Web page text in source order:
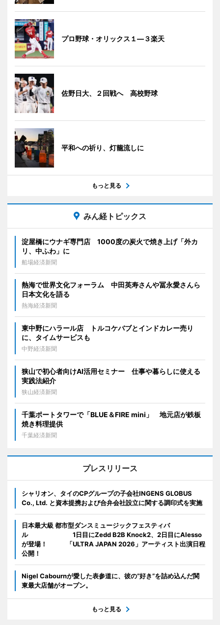
プロ野球・オリックス１―３楽天
佐野日大、２回戦へ 高校野球
平和への祈り、灯籠流しに
もっと見る
みん経トピックス
淀屋橋にウナギ専門店 1000度の炭火で焼き上げ「外カ
リ、中ふわ」に
船場経済新聞
熱海で世界文化フォーラム 中田英寿さんや冨永愛さんら
日本文化を語る
熱海経済新聞
東中野にハラール店 トルコケバブとインドカレー売り
に、タイムサービスも
中野経済新聞
狭山で初心者向けAI活用セミナー 仕事や暮らしに使える
実践法紹介
狭山経済新聞
千葉ポートタワーで「BLUE＆FIRE mini」 地元店が鉄板
焼き料理提供
千葉経済新聞
プレスリリース
シャリオン、タイのCPグループの子会社INGENS GLOBUS
Co., Ltd. と資本提携および合弁会社設立に関する調印式を実施
日本最大級 都市型ダンスミュージックフェスティバ
ル 1日目にZedd B2B Knock2、2日目にAlesso
が登場！ 「ULTRA JAPAN 2026」アーティスト出演日程
公開！
Nigel Cabournが愛した表参道に、彼の“好き”を詰め込んだ関
東最大店舗がオープン。
もっと見る